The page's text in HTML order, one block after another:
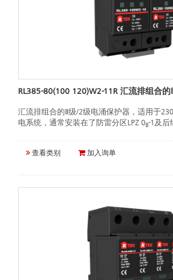
RL385-80(100 120)W2-11R 汇流排组合
汇流排组合的Ⅱ级/2级电涌保护器，适用于
电系统，通常安装在了防雷分区LPZ 0B-1及后
查看类别 加入询单